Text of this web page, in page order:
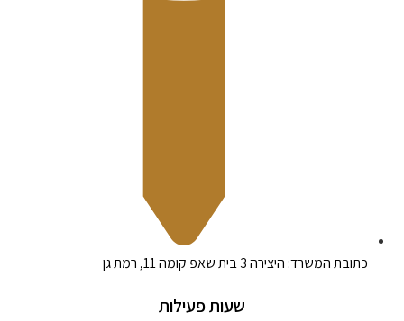
כתובת המשרד: היצירה 3 בית שאפ קומה 11, רמת גן
שעות פעילות